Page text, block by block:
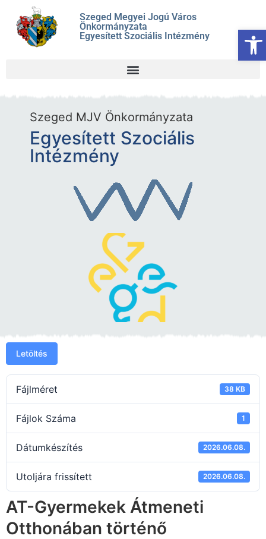
Szeged Megyei Jogú Város
Önkormányzata
Egyesített Szociális Intézmény
Szeged MJV Önkormányzata
Egyesített Szociális
Intézmény
Letöltés
Fájlméret 38 KB
Fájlok Száma 1
Dátumkészítés 2026.06.08.
Utoljára frissített 2026.06.08.
AT-Gyermekek Átmeneti
Otthonában történő